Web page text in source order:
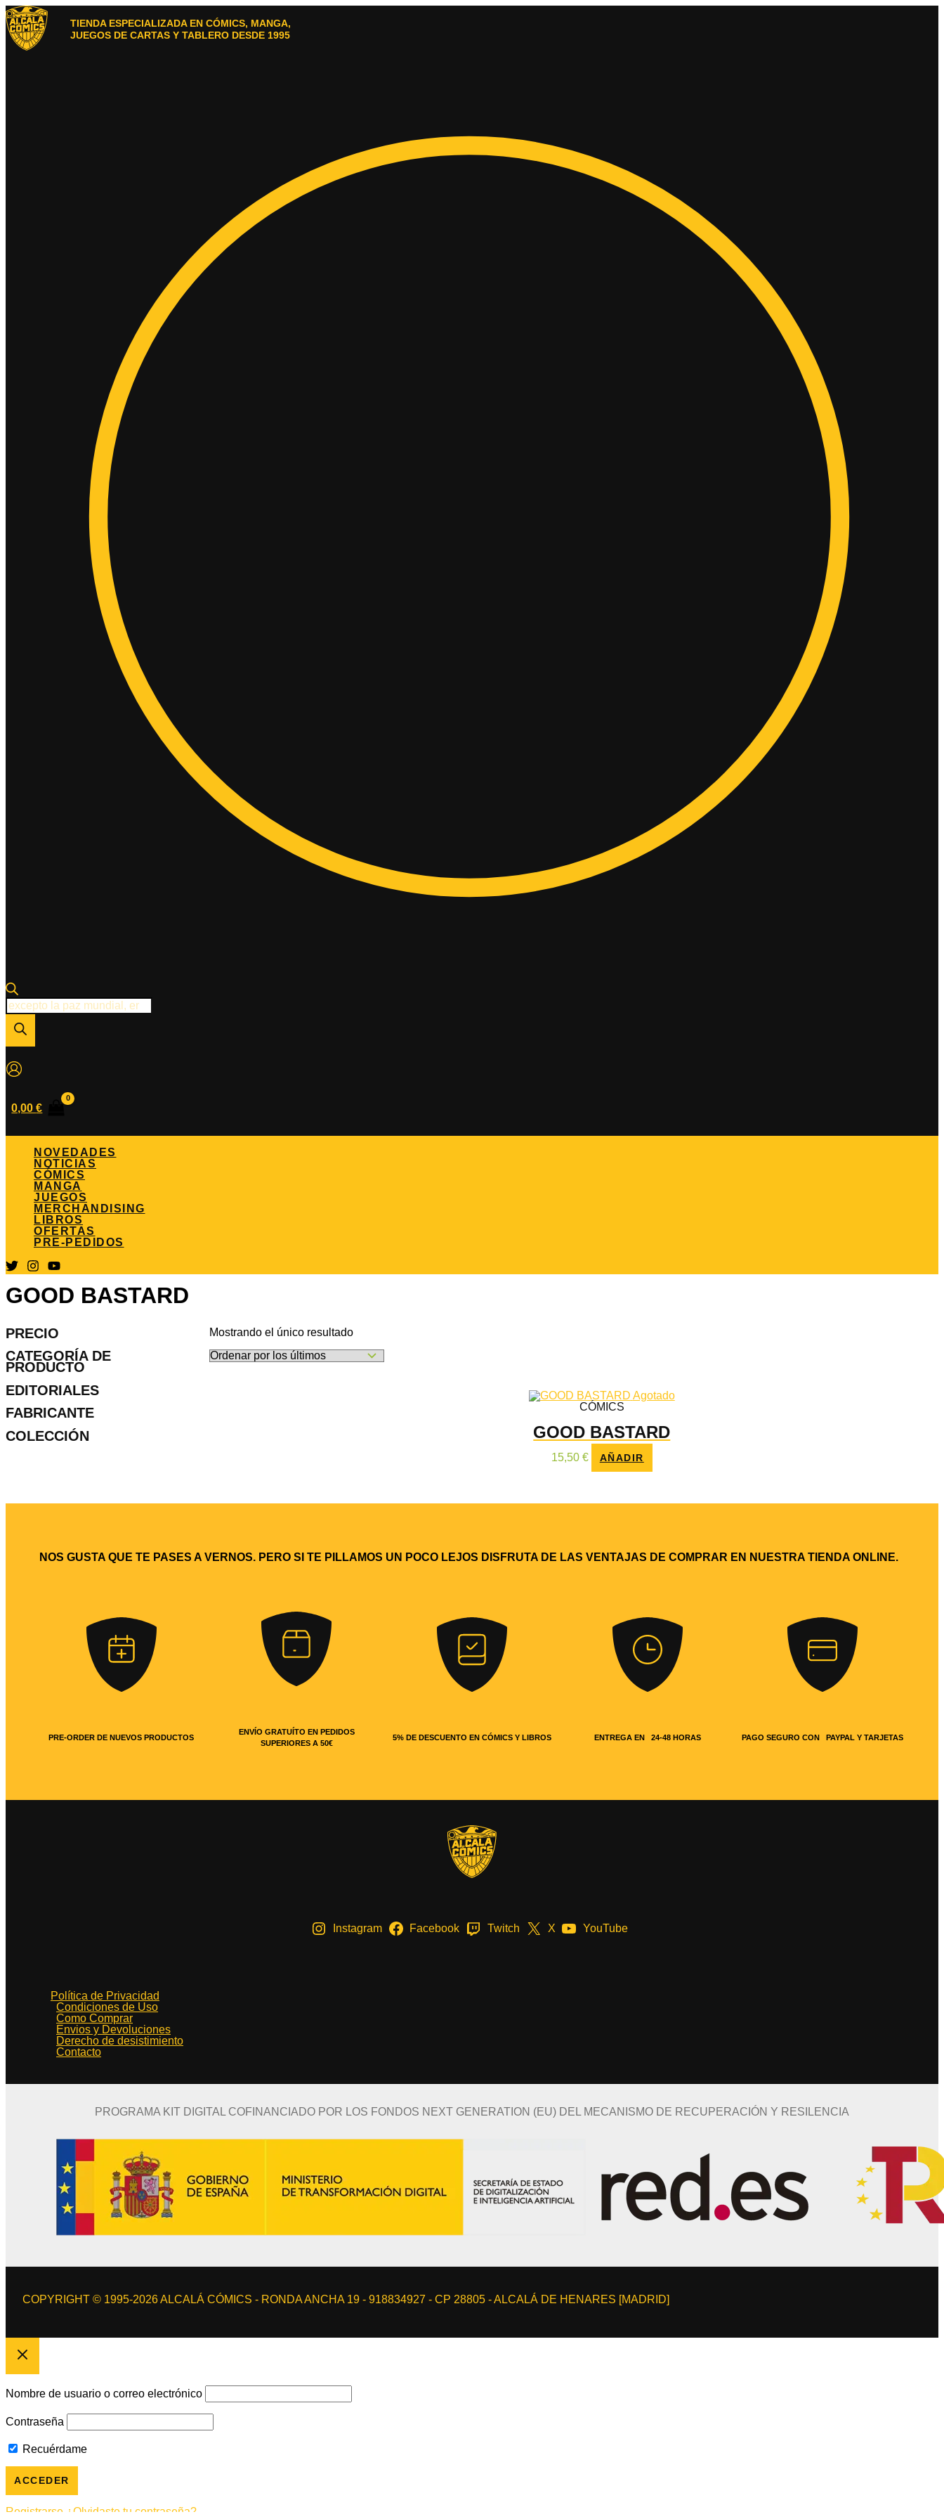
Ir
al
contenido
TIENDA ESPECIALIZADA EN CÓMICS, MANGA,
JUEGOS DE CARTAS Y TABLERO DESDE 1995
Búsqueda
de
productos
0,00€
NOVEDADES
NOTICIAS
CÓMICS
MANGA
JUEGOS
MERCHANDISING
LIBROS
OFERTAS
PRE-PEDIDOS
GOOD BASTARD
PRECIO
CATEGORÍA DE
PRODUCTO
EDITORIALES
FABRICANTE
COLECCIÓN
Mostrando el único resultado
Agotado
CÓMICS
GOOD BASTARD
15,50 € AÑADIR
NOS GUSTA QUE TE PASES A VERNOS. PERO SI TE PILLAMOS UN POCO LEJOS DISFRUTA DE LAS VENTAJAS DE COMPRAR EN NUESTRA TIENDA ONLINE.
PRE-ORDER DE NUEVOS PRODUCTOS
ENVÍO GRATUÍTO EN PEDIDOS
SUPERIORES A 50€
5% DE DESCUENTO EN CÓMICS Y LIBROS ENTREGA EN 24-48 HORAS PAGO SEGURO CON PAYPAL Y TARJETAS
Instagram Facebook Twitch X YouTube
Política de Privacidad
Condiciones de Uso
Como Comprar
Envios y Devoluciones
Derecho de desistimiento
Contacto
PROGRAMA KIT DIGITAL COFINANCIADO POR LOS FONDOS NEXT GENERATION (EU) DEL MECANISMO DE RECUPERACIÓN Y RESILENCIA
COPYRIGHT © 1995-2026 ALCALÁ CÓMICS - RONDA ANCHA 19 - 918834927 - CP 28805 - ALCALÁ DE HENARES [MADRID]
Nombre de usuario o correo electrónico
Contraseña
Recuérdame
Registrarse ¿Olvidaste tu contraseña?